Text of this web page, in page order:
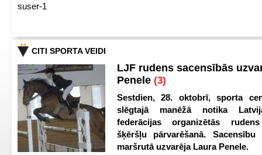
suser-1
CITI SPORTA VEIDI
LJF rudens sacensībās
Penele (3)
Sestdien, 28. oktobrī, sporta
slēgtajā manēžā notika
federācijas organizētās
šķēršļu pārvarēšanā. Sacensību
maršrutā uzvarēja Laura Penele.